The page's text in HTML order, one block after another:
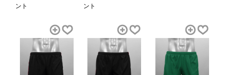
ント
ント